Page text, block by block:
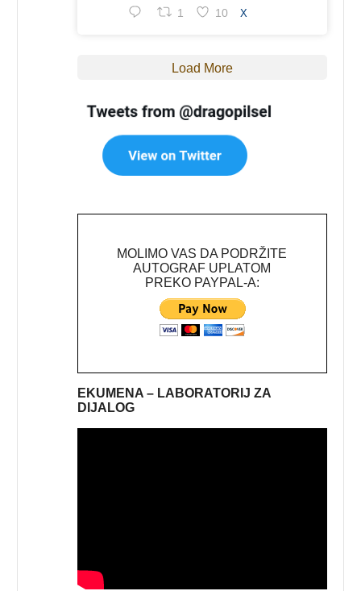
1 10 X
Load More
MOLIMO VAS DA PODRŽITE
AUTOGRAF UPLATOM
PREKO PAYPAL-A:
EKUMENA – LABORATORIJ ZA
DIJALOG